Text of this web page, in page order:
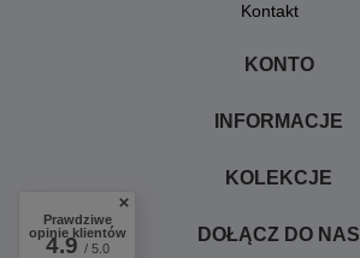
Kontakt
KONTO
INFORMACJE
KOLEKCJE
DOŁĄCZ DO NAS
Prawdziwe
opinie klientów
4.9/ 5.0